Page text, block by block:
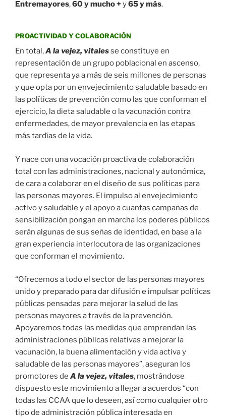
Entremayores,60 y mucho +y65 y más.
PROACTIVIDAD Y COLABORACIÓN
En total,A la vejez, vitalesse constituye en
representación de un grupo poblacional en ascenso,
que representa ya a más de seis millones de personas
y que opta por un envejecimiento saludable basado en
las políticas de prevención como las que conforman el
ejercicio, la dieta saludable o la vacunación contra
enfermedades, de mayor prevalencia en las etapas
más tardías de la vida.
Y nace con una vocación proactiva de colaboración
total con las administraciones, nacional y autonómica,
de cara a colaborar en el diseño de sus políticas para
las personas mayores. El impulso al envejecimiento
activo y saludable y el apoyo a cuantas campañas de
sensibilización pongan en marcha los poderes públicos
serán algunas de sus señas de identidad, en base a la
gran experiencia interlocutora de las organizaciones
que conforman el movimiento.
“Ofrecemos a todo el sector de las personas mayores
unido y preparado para dar difusión e impulsar políticas
públicas pensadas para mejorar la salud de las
personas mayores a través de la prevención.
Apoyaremos todas las medidas que emprendan las
administraciones públicas relativas a mejorar la
vacunación, la buena alimentación y vida activa y
saludable de las personas mayores”, aseguran los
promotores de A la vejez, vitales, mostrándose
dispuesto este movimiento a llegar a acuerdos “con
todas las CCAA que lo deseen, así como cualquier otro
tipo de administración pública interesada en